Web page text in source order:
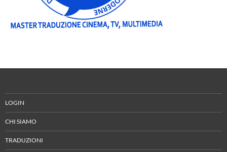
LOGIN
CHI SIAMO
TRADUZIONI